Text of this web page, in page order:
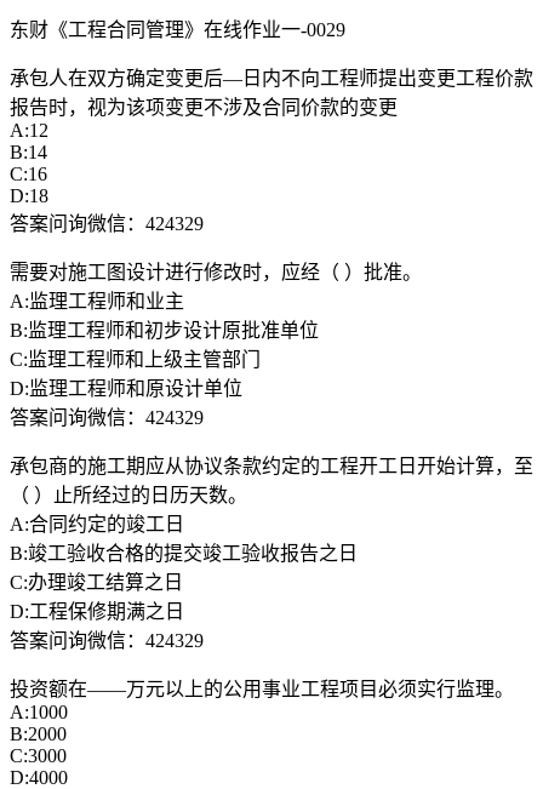
东财《工程合同管理》在线作业一-0029
承包人在双方确定变更后—日内不向工程师提出变更工程价款
报告时，视为该项变更不涉及合同价款的变更
A:12
B:14
C:16
D:18
答案问询微信：424329
需要对施工图设计进行修改时，应经（ ）批准。
A:监理工程师和业主
B:监理工程师和初步设计原批准单位
C:监理工程师和上级主管部门
D:监理工程师和原设计单位
答案问询微信：424329
承包商的施工期应从协议条款约定的工程开工日开始计算，至
（ ）止所经过的日历天数。
A:合同约定的竣工日
B:竣工验收合格的提交竣工验收报告之日
C:办理竣工结算之日
D:工程保修期满之日
答案问询微信：424329
投资额在——万元以上的公用事业工程项目必须实行监理。
A:1000
B:2000
C:3000
D:4000